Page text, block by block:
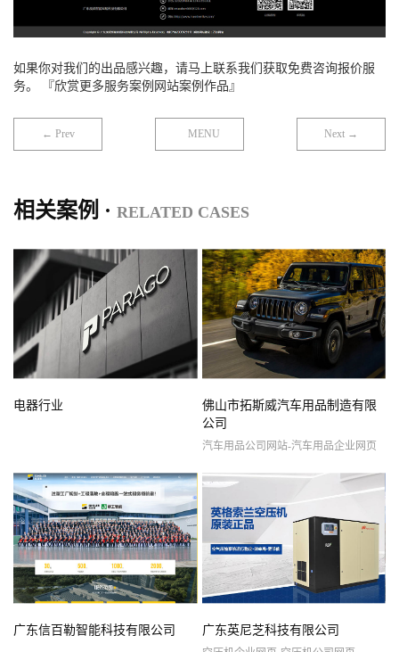
如果你对我们的出品感兴趣，请马上联系我们获取免费咨询报价服
务。 『欣赏更多服务案例网站案例作品』
← Prev MENU Next →
相关案例 · RELATED CASES
电器行业
佛山市拓斯威汽车用品制造有限
公司
汽车用品公司网站-汽车用品企业网页
广东信百勒智能科技有限公司 广东英尼芝科技有限公司